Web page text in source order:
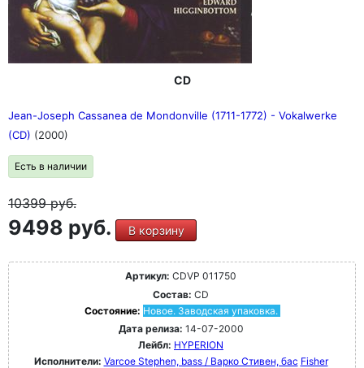
CD
Jean-Joseph Cassanea de Mondonville (1711-1772) - Vokalwerke
(CD) (2000)
Есть в наличии
10399руб.
9498 руб. В корзину
Артикул: CDVP 011750
Состав: CD
Состояние: Новое. Заводская упаковка.
Дата релиза: 14-07-2000
Лейбл: HYPERION
Исполнители: Varcoe Stephen, bass / Варко Стивен, бас Fisher